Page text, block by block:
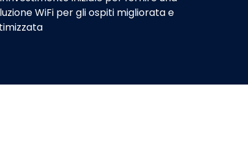
WiFi per gli ospiti migliorata e